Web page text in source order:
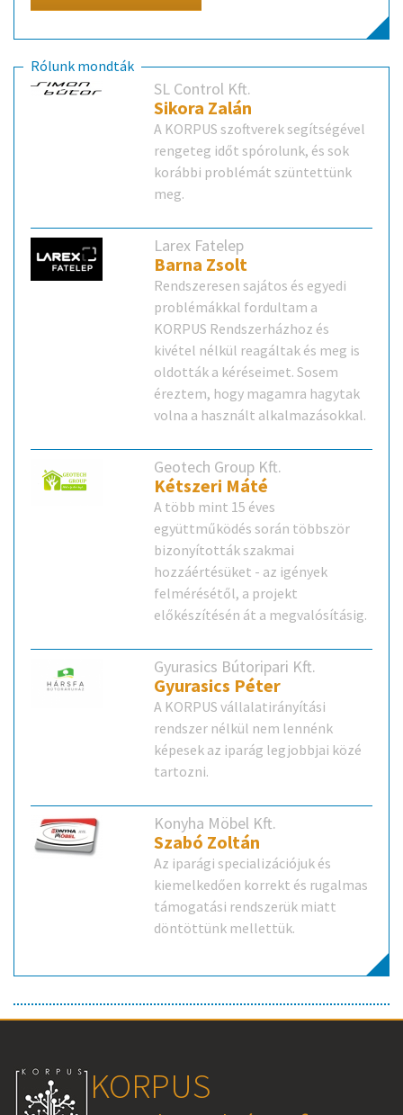
Rólunk mondták
SL Control Kft.
Sikora Zalán
A KORPUS szoftverek segítségével
rengeteg időt spórolunk, és sok
korábbi problémát szüntettünk
meg.
Larex Fatelep
Barna Zsolt
Rendszeresen sajátos és egyedi
problémákkal fordultam a
KORPUS Rendszerházhoz és
kivétel nélkül reagáltak és meg is
oldották a kéréseimet. Sosem
éreztem, hogy magamra hagytak
volna a használt alkalmazásokkal.
Geotech Group Kft.
Kétszeri Máté
A több mint 15 éves
együttműködés során többször
bizonyították szakmai
hozzáértésüket - az igények
felmérésétől, a projekt
előkészítésén át a megvalósításig.
Gyurasics Bútoripari Kft.
Gyurasics Péter
A KORPUS vállalatirányítási
rendszer nélkül nem lennénk
képesek az iparág legjobbjai közé
tartozni.
Konyha Möbel Kft.
Szabó Zoltán
Az iparági specializációjuk és
kiemelkedően korrekt és rugalmas
támogatási rendszerük miatt
döntöttünk mellettük.
KORPUS